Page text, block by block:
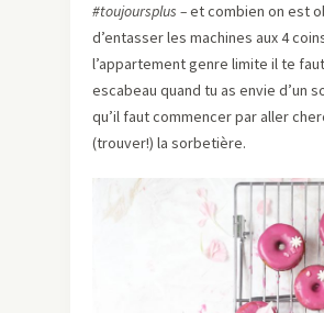
#toujoursplus –et combien on est
d’entasser les machines aux 4
l’appartement genre limite il te
escabeau quand tu as envie d’un
qu’il faut commencer par aller
(trouver!) la sorbetière.